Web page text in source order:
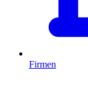
Firmen